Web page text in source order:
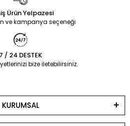
Ürün Yelpazesi
ve kampanya seçeneği
7 / 24 DESTEK
bize iletebilirsiniz.
KURUMSAL